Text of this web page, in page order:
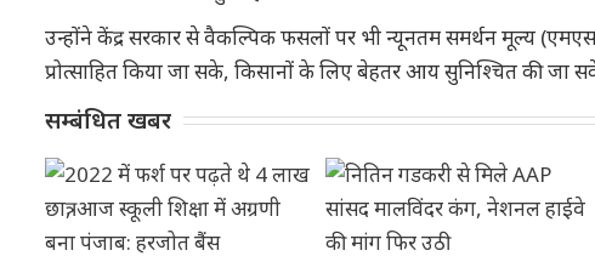
उन्होंने केंद्र सरकार से वैकल्पिक फसलों पर भी न्यूनतम समर्थन मूल्य
प्रोत्साहित किया जा सके, किसानों के लिए बेहतर आय सुनिश्चित की
सम्बंधित खबर